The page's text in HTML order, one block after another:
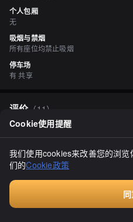
个人包厢
无
吸烟与禁烟
所有座位均禁止吸烟
停车场
有 共享
评价（11 ）
Silverさま
3.20
还有甘薯、咖啡、牛奶和夏苑
莓奶酪口感浓郁，甜酸可口，
Cookie使用提醒
我们使用cookies来改善您的浏
们的Cookie政策